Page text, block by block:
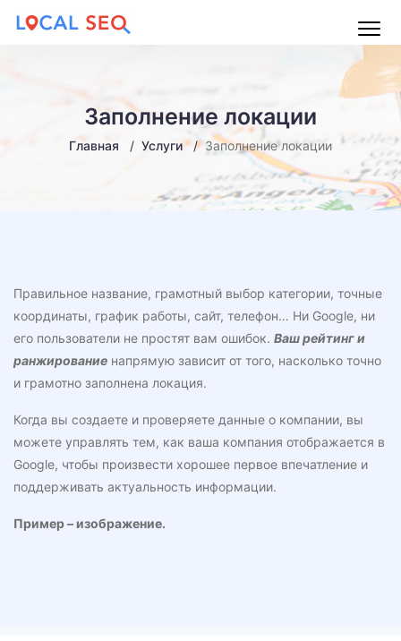
Main
Menu
Заполнение локации
Главная Услуги Заполнение локации
Правильное название, грамотный выбор категории, точные
координаты, график работы, сайт, телефон… Ни Google, ни
его пользователи не простят вам ошибок. Ваш рейтинг и
ранжирование напрямую зависит от того, насколько точно
и грамотно заполнена локация.
Когда вы создаете и проверяете данные о компании, вы
можете управлять тем, как ваша компания отображается в
Google, чтобы произвести хорошее первое впечатление и
поддерживать актуальность информации.
Пример – изображение.